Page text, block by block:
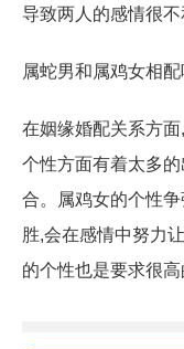
导致两人的感情很不
属蛇男和属鸡女相配
在姻缘婚配关系方
个性方面有着太多
合。属鸡女的个性
胜,会在感情中努力
的个性也是要求很高